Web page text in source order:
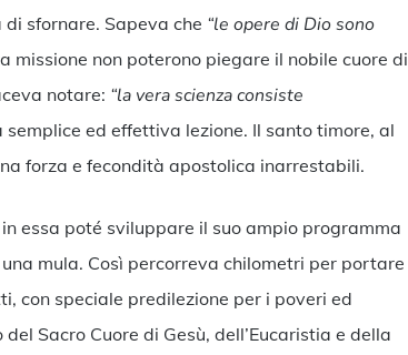
sfornare. Sapeva che “le opere di Dio sono
missione non poterono piegare il nobile cuore di
notare: “la vera scienza consiste
semplice ed effettiva lezione. Il santo timore, al
forza e fecondità apostolica inarrestabili.
essa poté sviluppare il suo ampio programma
mula. Così percorreva chilometri per portare
con speciale predilezione per i poveri ed
Sacro Cuore di Gesù, dell’Eucaristia e della